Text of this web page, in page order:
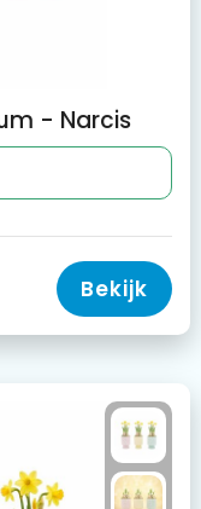
- Narcis
Bekijk